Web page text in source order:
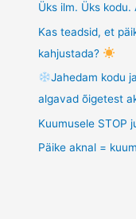
Üks ilm. Üks
Kas teadsid, et
kahjustada?
Jahedam kodu
algavad õigetest
Kuumusele STOP
Päike aknal =